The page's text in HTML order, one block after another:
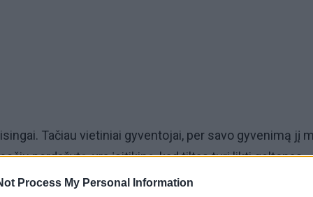
Process My Personal Information
Tačiau vietiniai gyventojai, per savo gyvenimą jį
perdažytą, yra įsitikinę, kad tiltas turi likti geltonas.